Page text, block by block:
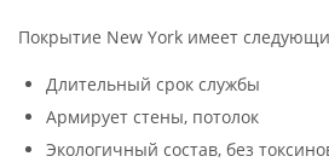
Покрытие New York имеет
Длительный срок службы
Армирует стены, потолок
Экологичный состав, без